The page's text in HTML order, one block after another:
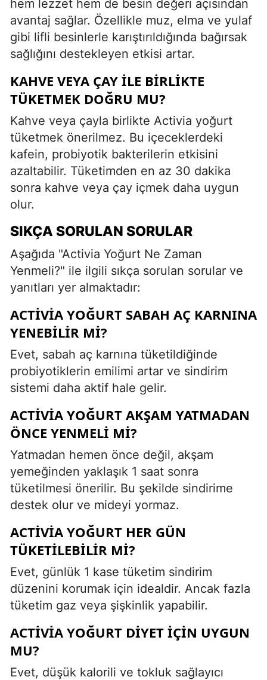
hem lezzet hem de besin değeri açısından
avantaj sağlar. Özellikle muz, elma ve yulaf
gibi lifli besinlerle karıştırıldığında bağırsak
sağlığını destekleyen etkisi artar.
KAHVE VEYA ÇAY ILE BIRLIKTE
TÜKETMEK DOĞRU MU?
Kahve veya çayla birlikte Activia yoğurt
tüketmek önerilmez. Bu içeceklerdeki
kafein, probiyotik bakterilerin etkisini
azaltabilir. Tüketimden en az 30 dakika
sonra kahve veya çay içmek daha uygun
olur.
SIKÇA SORULAN SORULAR
Aşağıda "Activia Yoğurt Ne Zaman
Yenmeli?" ile ilgili sıkça sorulan sorular ve
yanıtları yer almaktadır:
ACTIVIA YOĞURT SABAH AÇ KARNINA
YENEBILIR MI?
Evet, sabah aç karnına tüketildiğinde
probiyotiklerin emilimi artar ve sindirim
sistemi daha aktif hale gelir.
ACTIVIA YOĞURT AKŞAM YATMADAN
ÖNCE YENMELI MI?
Yatmadan hemen önce değil, akşam
yemeğinden yaklaşık 1 saat sonra
tüketilmesi önerilir. Bu şekilde sindirime
destek olur ve mideyi yormaz.
ACTIVIA YOĞURT HER GÜN
TÜKETILEBILIR MI?
Evet, günlük 1 kase tüketim sindirim
düzenini korumak için idealdir. Ancak fazla
tüketim gaz veya şişkinlik yapabilir.
ACTIVIA YOĞURT DIYET İÇIN UYGUN
MU?
Evet, düşük kalorili ve tokluk sağlayıcı